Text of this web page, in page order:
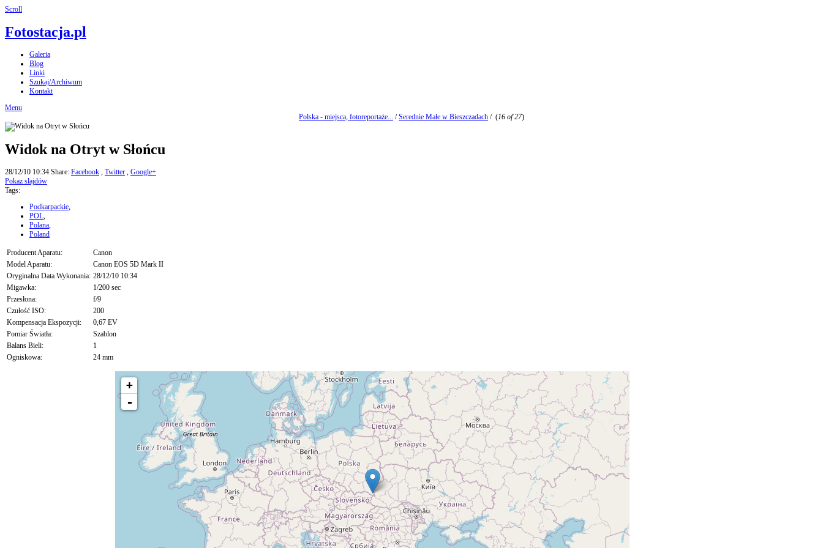
Scroll
Fotostacja.pl
Galeria
Blog
Linki
Szukaj/Archiwum
Kontakt
Menu
Polska - miejsca, fotoreportaże... /Serednie Małe w Bieszczadach / (16 of 27)
Widok na Otryt w Słońcu
28/12/10 10:34 Share: Facebook , Twitter , Google+
Pokaz slajdów
Tags:
Podkarpackie,
POL,
Polana,
Poland
Producent Aparatu:
Canon
Model Aparatu:
Canon EOS 5D Mark II
Oryginalna Data Wykonania: 28/12/10 10:34
Migawka:
1/200 sec
Przesłona:
f/9
Czułość ISO:
200
Kompensacja Ekspozycji:
0,67 EV
Pomiar Światła:
Szablon
Balans Bieli:
1
Ogniskowa:
24 mm
+
-